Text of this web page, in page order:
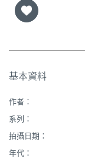
堂
街
市
基本資料
作者：
系列：
拍攝日期：
年代：